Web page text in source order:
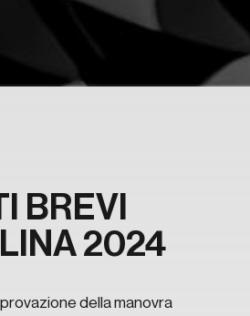
BREVI
2024
della manovra